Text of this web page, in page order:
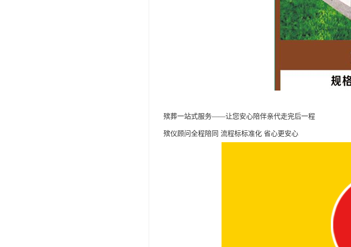
殡葬一站式服务——让您安心陪伴亲代走完后一程
殡仪顾问全程陪同 流程标标准化 省心更安心